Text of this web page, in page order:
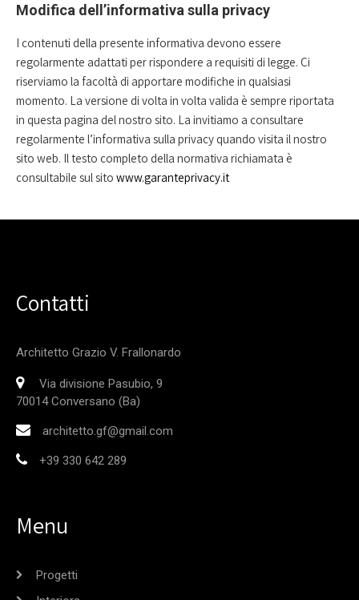
Modifica dell’informativa sulla privacy
I contenuti della presente informativa devono essere
regolarmente adattati per rispondere a requisiti di legge. Ci
riserviamo la facoltà di apportare modifiche in qualsiasi
momento. La versione di volta in volta valida è sempre riportata
in questa pagina del nostro sito. La invitiamo a consultare
regolarmente l’informativa sulla privacy quando visita il nostro
sito web. Il testo completo della normativa richiamata è
consultabile sul sito www.garanteprivacy.it
Contatti
Architetto Grazio V. Frallonardo
Via divisione Pasubio, 9
70014 Conversano (Ba)
architetto.gf@gmail.com
+39 330 642 289
Menu
Progetti